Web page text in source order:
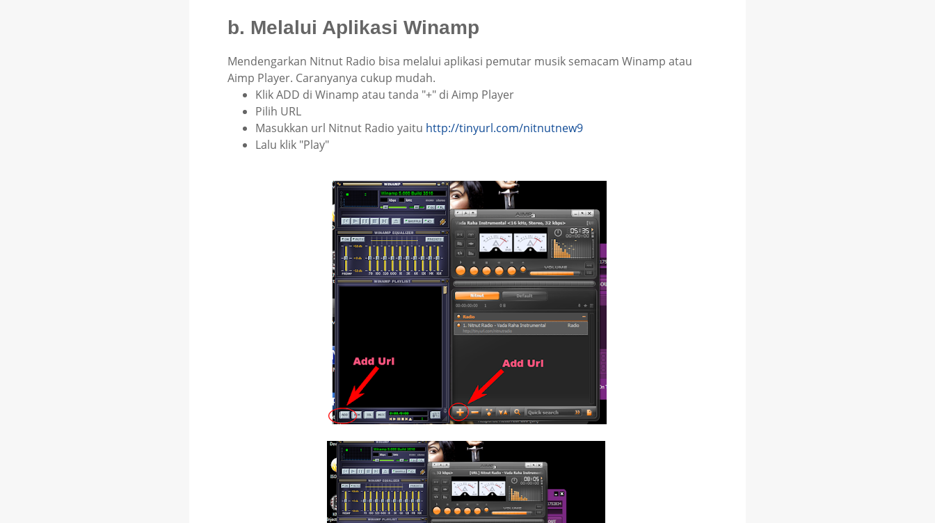
b. Melalui Aplikasi Winamp
Mendengarkan Nitnut Radio bisa melalui aplikasi pemutar musik semacam Winamp atau
Aimp Player. Caranyanya cukup mudah.
Klik ADD di Winamp atau tanda "+" di Aimp Player
Pilih URL
Masukkan url Nitnut Radio yaitu http://tinyurl.com/nitnutnew9
Lalu klik "Play"